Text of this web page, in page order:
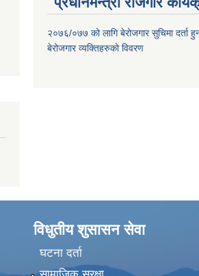
२०७६/०७७ को लागि बेरोजगार सुचिमा दर्ता
बेरोजगार व्यक्तिहरुको विवरण
विधुतीय शुसासन सेवा
घटना दर्ता